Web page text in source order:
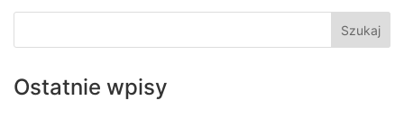
Ostatnie wpisy